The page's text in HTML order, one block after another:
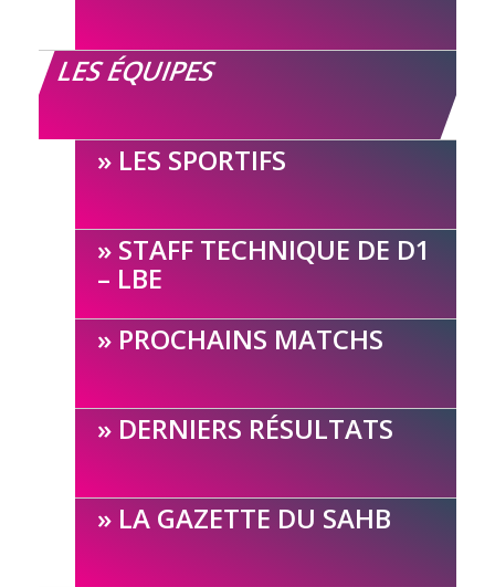
LES ÉQUIPES
LES SPORTIFS
STAFF TECHNIQUE DE D1
– LBE
PROCHAINS MATCHS
DERNIERS RÉSULTATS
LA GAZETTE DU SAHB